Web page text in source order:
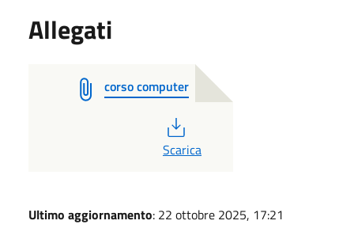
Allegati
corso computer
PDF
Scarica
Ultimo aggiornamento: 22 ottobre 2025, 17:21